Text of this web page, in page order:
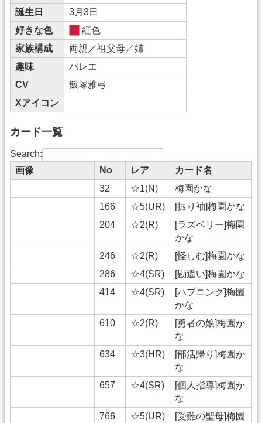
誕生日
3月3日
好きな色
紅色
家族構成
両親／祖父母／姉
趣味
バレエ
CV
飯塚雅弓
Xアイコン
カード一覧
Search:
画像
No レア
カード名
32
☆1(N)
梅園かな
166
☆5(UR)
[振り袖]梅園かな
204
☆2(R)
[ラズベリー]梅園
かな
246
☆2(R)
[怪しむ]梅園かな
286
☆4(SR)
[勘違い]梅園かな
414
☆4(SR)
[ハプニング]梅園
かな
610
☆2(R)
[勇者の娘]梅園か
な
634
☆3(HR)
[部活帰り]梅園か
な
657
☆4(SR)
[個人指導]梅園か
な
766
☆5(UR)
[受難の聖母]梅園